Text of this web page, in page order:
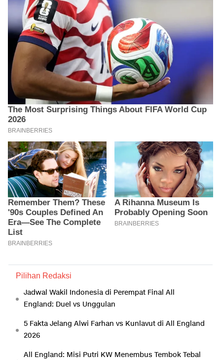
Pilihan Redaksi
Jadwal Wakil Indonesia di Perempat Final All
England: Duel vs Unggulan
5 Fakta Jelang Alwi Farhan vs Kunlavut di All England
2026
All England: Misi Putri KW Menembus Tembok Tebal